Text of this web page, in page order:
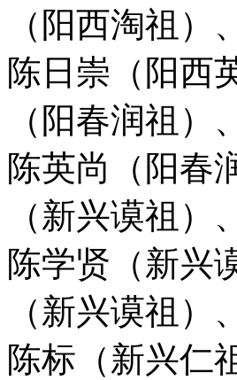
（阳西淘祖
陈日崇（阳西
（阳春润祖
陈英尚（阳春
（新兴谟祖
陈学贤（新兴
（新兴谟祖
陈标（新兴仁